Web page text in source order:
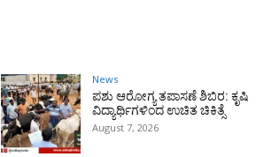
News
ಪಶು ಆರೋಗ್ಯ ತಪಾಸಣೆ ಶಿಬಿರ: ಕೃಷಿ
ವಿದ್ಯಾರ್ಥಿಗಳಿಂದ ಉಚಿತ ಚಿಕಿತ್ಸೆ
August 7, 2026